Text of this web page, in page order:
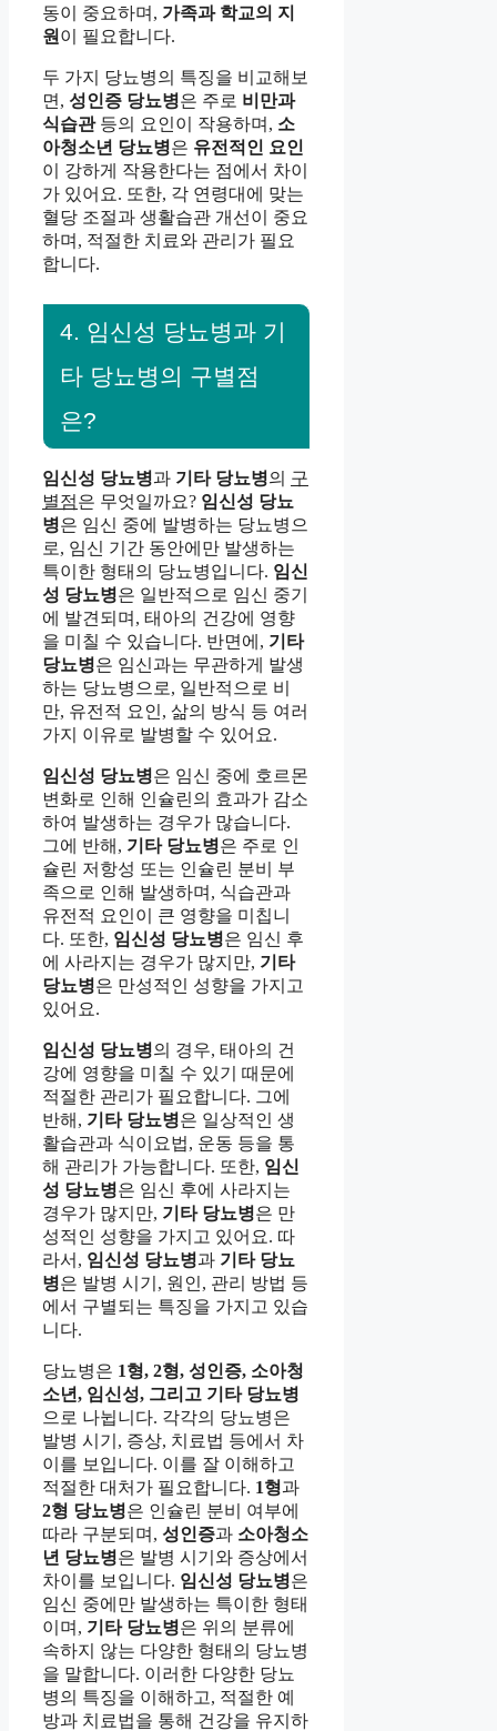
동이 중요하며, 가족과 학교의 지
원 이 필요합니다.
두 가지 당뇨병의 특징을 비교해보
면, 성인증 당뇨병은 주로 비만과
식습관등의 요인이 작용하며, 소
아청소년 당뇨병은 유전적인 요인
이 강하게 작용한다는 점에서 차이
가 있어요. 또한, 각 연령대에 맞는
혈당 조절과 생활습관 개선이 중요
하며, 적절한 치료와 관리가 필요
합니다.
4. 임신성 당뇨병과 기
타 당뇨병의 구별점
은?
임신성 당뇨병과 기타 당뇨병의 구
별점은 무엇일까요? 임신성 당뇨
병은 임신 중에 발병하는 당뇨병으
로, 임신 기간 동안에만 발생하는
특이한 형태의 당뇨병입니다. 임신
성 당뇨병은 일반적으로 임신 중기
에 발견되며, 태아의 건강에 영향
을 미칠 수 있습니다. 반면에, 기타
당뇨병은 임신과는 무관하게 발생
하는 당뇨병으로, 일반적으로 비
만, 유전적 요인, 삶의 방식 등 여러
가지 이유로 발병할 수 있어요.
임신성 당뇨병은 임신 중에 호르몬
변화로 인해 인슐린의 효과가 감소
하여 발생하는 경우가 많습니다.
그에 반해, 기타 당뇨병은 주로 인
슐린 저항성 또는 인슐린 분비 부
족으로 인해 발생하며, 식습관과
유전적 요인이 큰 영향을 미칩니
다. 또한, 임신성 당뇨병은 임신 후
에 사라지는 경우가 많지만, 기타
당뇨병은 만성적인 성향을 가지고
있어요.
임신성 당뇨병의 경우, 태아의 건
강에 영향을 미칠 수 있기 때문에
적절한 관리가 필요합니다. 그에
반해, 기타 당뇨병은 일상적인 생
활습관과 식이요법, 운동 등을 통
해 관리가 가능합니다. 또한, 임신
성 당뇨병은 임신 후에 사라지는
경우가 많지만, 기타 당뇨병은 만
성적인 성향을 가지고 있어요. 따
라서, 임신성 당뇨병과 기타 당뇨
병은 발병 시기, 원인, 관리 방법 등
에서 구별되는 특징을 가지고 있습
니다.
당뇨병은 1형, 2형, 성인증, 소아청
소년, 임신성, 그리고 기타 당뇨병
으로 나뉩니다. 각각의 당뇨병은
발병 시기, 증상, 치료법 등에서 차
이를 보입니다. 이를 잘 이해하고
적절한 대처가 필요합니다. 1형과
2형 당뇨병은 인슐린 분비 여부에
따라 구분되며, 성인증과 소아청소
년 당뇨병은 발병 시기와 증상에서
차이를 보입니다. 임신성 당뇨병은
임신 중에만 발생하는 특이한 형태
이며, 기타 당뇨병은 위의 분류에
속하지 않는 다양한 형태의 당뇨병
을 말합니다. 이러한 다양한 당뇨
병의 특징을 이해하고, 적절한 예
방과 치료법을 통해 건강을 유지하